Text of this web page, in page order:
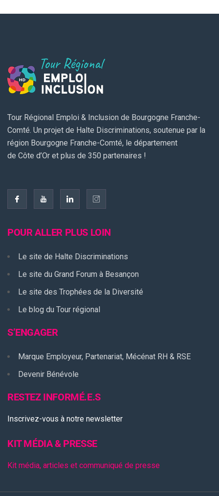
Tour Régional Emploi & Inclusion de Bourgogne Franche-
Comté. Un projet de Halte Discriminations, soutenue par la
région Bourgogne Franche-Comté, le département
de Côte d’Or et plus de 350 partenaires !
POUR ALLER PLUS LOIN
Le site de Halte Discriminations
Le site du Grand Forum à Besançon
Le site des Trophées de la Diversité
Le blog du Tour régional
S’ENGAGER
Marque Employeur, Partenariat, Mécénat RH & RSE
Devenir Bénévole
RESTEZ INFORMÉ.E.S
Inscrivez-vous à notre newsletter
KIT MÉDIA & PRESSE
Kit média, articles et communiqué de presse